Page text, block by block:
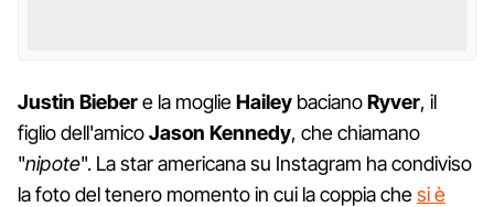
Justin Biebere la moglieHailey bacianoRyver, il
figlio dell'amicoJason Kennedy, che chiamano
"nipote". La star americana su Instagram ha condiviso
la foto del tenero momento in cui la coppia chesi è